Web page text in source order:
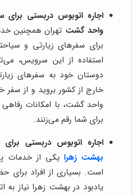
اجاره اتوبوس دربستی برای
واحد گشت تهران همچنین
برای سفرهای زیارتی و
استفاده از این سرویس،
دوستان خود به سفرهای
خارج از کشور بروید و از
واحد گشت، با امکانات رفاهی
برای شما رقم می‌زنند.
اجاره اتوبوس دربستی
بهشت زهرایکی از خدمات
است. بسیاری از افراد برای
یادبود در بهشت زهرا نیاز به